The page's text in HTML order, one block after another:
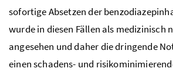
sofortige Absetzen der
wurde in diesen Fällen als medizinisch
angesehen und daher die dringende
einen schadens- und